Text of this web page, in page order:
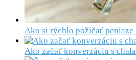
Ako si rýchlo požičať peniaze
Ako začať konverzáciu s